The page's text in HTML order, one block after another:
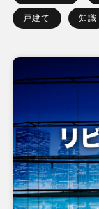
戸建て 知識